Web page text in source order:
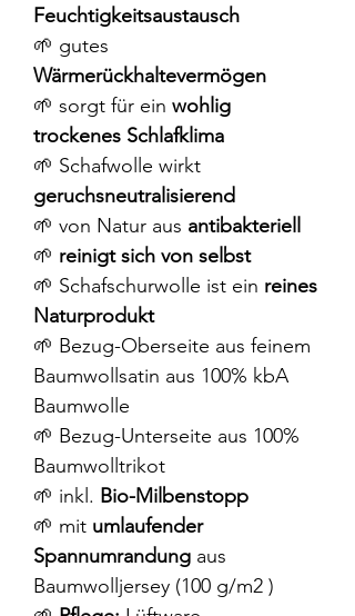
Feuchtigkeitsaustausch
🌱 gutes
Wärmerückhaltevermögen
🌱 sorgt für ein wohlig
trockenes Schlafklima
🌱 Schafwolle wirkt
geruchsneutralisierend
🌱 von Natur aus antibakteriell
🌱 reinigt sich von selbst
🌱 Schafschurwolle ist ein reines
Naturprodukt
🌱 Bezug-Oberseite aus feinem
Baumwollsatin aus 100% kbA
Baumwolle
🌱 Bezug-Unterseite aus 100%
Baumwolltrikot
🌱 inkl. Bio-Milbenstopp
🌱 mit umlaufender
Spannumrandung aus
Baumwolljersey (100 g/m2 )